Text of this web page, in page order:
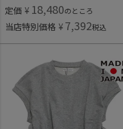
定価 ¥ 18,480のところ
当店特別価格 ¥ 7,392税込